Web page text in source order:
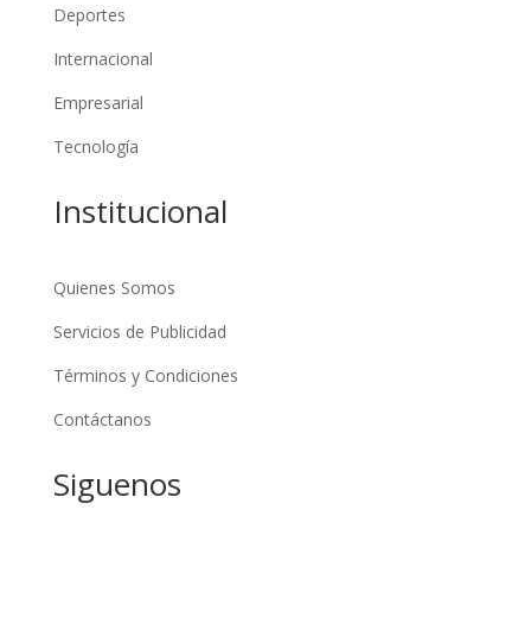
Deportes
Internacional
Empresarial
Tecnología
Institucional
Quienes Somos
Servicios de Publicidad
Términos y Condiciones
Contáctanos
Siguenos